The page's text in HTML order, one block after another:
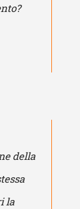
della
la